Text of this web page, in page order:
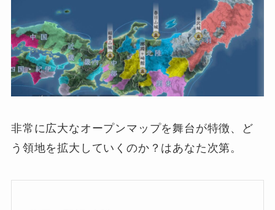
非常に広大なオープンマップを舞台が特徴、ど
う領地を拡大していくのか？はあなた次第。